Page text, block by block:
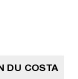
DU COSTA